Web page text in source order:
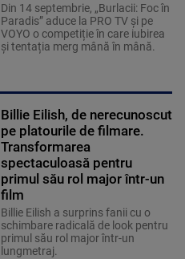
Din 14 septembrie, „Burlacii: Foc în
Paradis” aduce la PRO TV și pe
VOYO o competiție în care iubirea
și tentația merg mână în mână.
Billie Eilish, de nerecunoscut
pe platourile de filmare.
Transformarea
spectaculoasă pentru
primul său rol major într-un
film
Billie Eilish a surprins fanii cu o
schimbare radicală de look pentru
primul său rol major într-un
lungmetraj.